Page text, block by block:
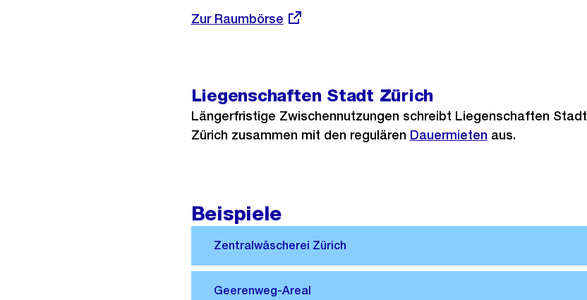
Externer
Zur Raumbörse
Liegenschaften Stadt Zürich
Längerfristige Zwischennutzungen schreibt Liegenschaften Stadt
Zürich zusammen mit den regulären Dauermieten aus.
Beispiele